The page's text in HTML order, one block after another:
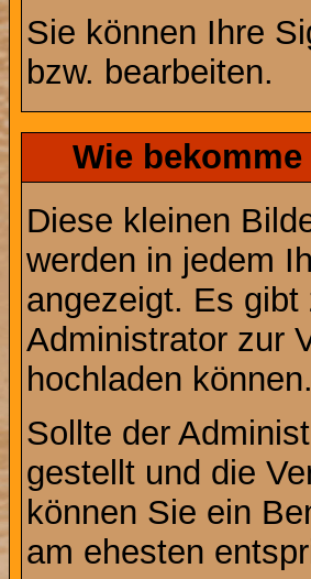
Sie können Ihre
bzw. bearbeiten.
Wie
Diese kleinen
werden in jedem
angezeigt. Es
Administrator zur
hochladen können.
Sollte der
gestellt und die
können Sie ein
am ehesten